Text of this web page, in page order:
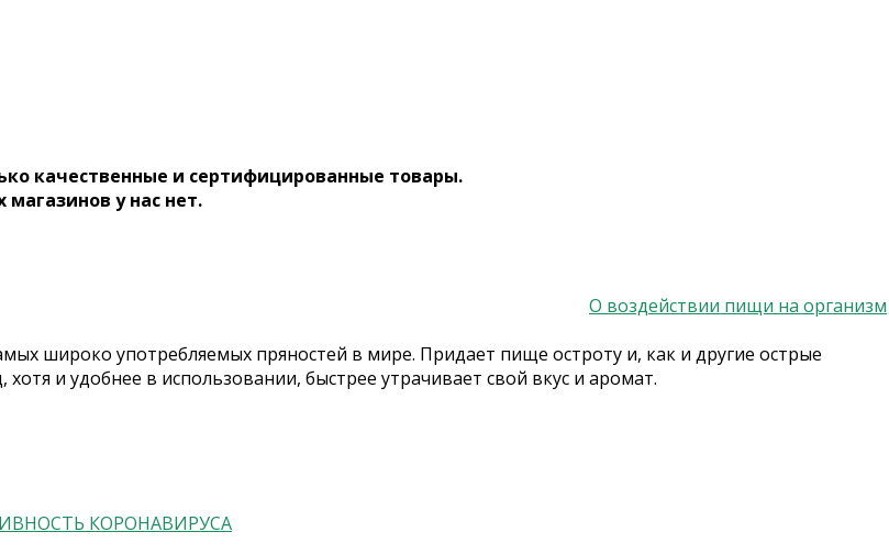
качественные и сертифицированные товары.
магазинов у нас нет.
О воздействии пищи на организм
широко употребляемых пряностей в мире. Придает пище остроту и, как и другие острые
и удобнее в использовании, быстрее утрачивает свой вкус и аромат.
КОРОНАВИРУСА